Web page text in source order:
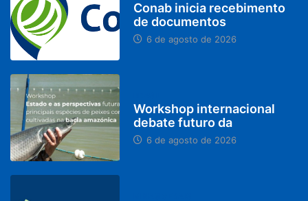
Conab inicia recebimento
de documentos
6 de agosto de 2026
Workshop internacional
debate futuro da
6 de agosto de 2026